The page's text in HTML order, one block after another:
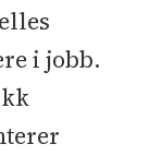
i jobb.